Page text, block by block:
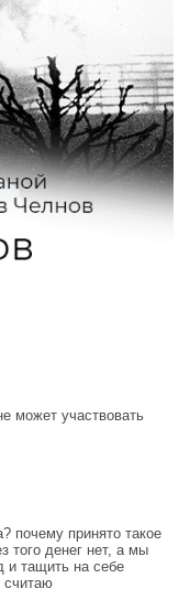
может участвовать
почему принято такое
того денег нет, а мы
и тащить на себе
считаю